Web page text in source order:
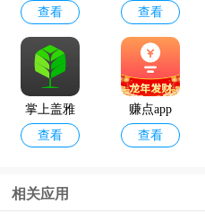
人
查看
pp
查看
掌上盖雅
考勤app官
查看
赚点app
查看
相关应用